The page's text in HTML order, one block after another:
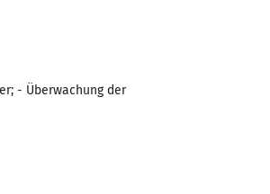
- Überwachung der